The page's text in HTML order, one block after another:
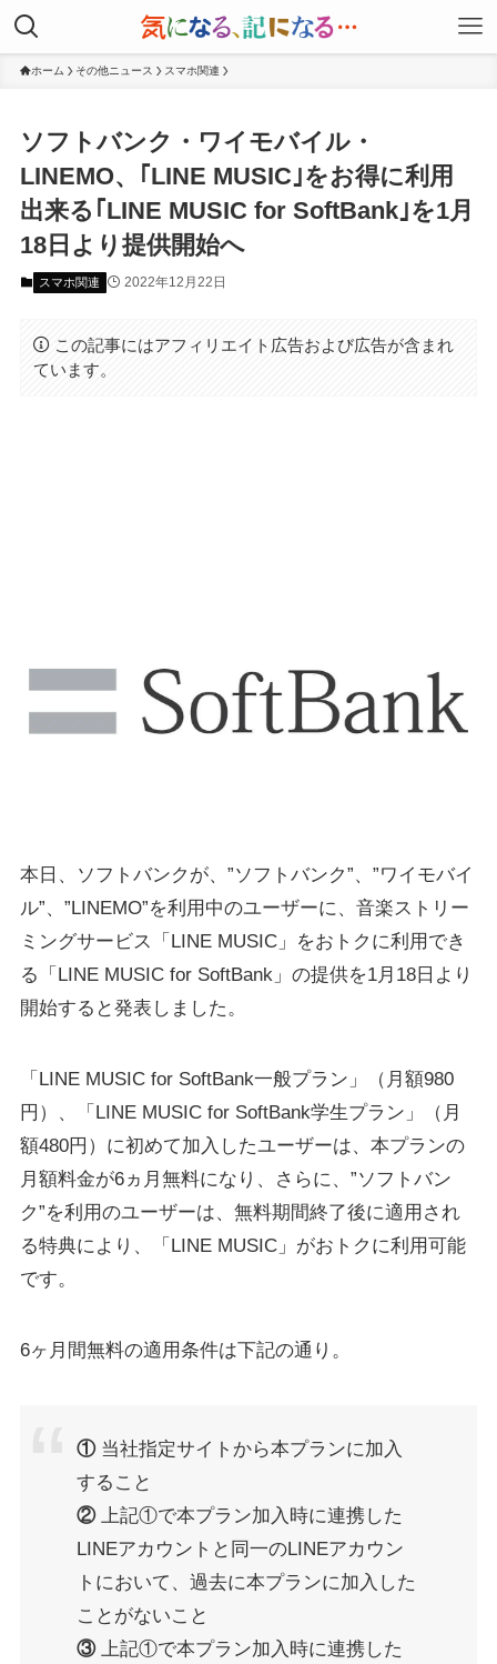
ホーム その他ニュース スマホ関連
ソフトバンク・ワイモバイル・
LINEMO、｢LINE MUSIC｣をお得に利用
出来る｢LINE MUSIC for SoftBank｣を1月
18日より提供開始へ
スマホ関連 2022年12月22日
この記事にはアフィリエイト広告および広告が含まれ
ています。
本日、ソフトバンクが、”ソフトバンク”、”ワイモバイ
ル”、”LINEMO”を利用中のユーザーに、音楽ストリー
ミングサービス「LINE MUSIC」をおトクに利用でき
る「LINE MUSIC for SoftBank」の提供を1月18日より
開始すると発表しました。
「LINE MUSIC for SoftBank一般プラン」（月額980
円）、「LINE MUSIC for SoftBank学生プラン」（月
額480円）に初めて加入したユーザーは、本プランの
月額料金が6ヵ月無料になり、さらに、”ソフトバン
ク”を利用のユーザーは、無料期間終了後に適用され
る特典により、「LINE MUSIC」がおトクに利用可能
です。
6ヶ月間無料の適用条件は下記の通り。
①当社指定サイトから本プランに加入
すること
②上記①で本プラン加入時に連携した
LINEアカウントと同一のLINEアカウン
トにおいて、過去に本プランに加入した
ことがないこと
③上記①で本プラン加入時に連携した